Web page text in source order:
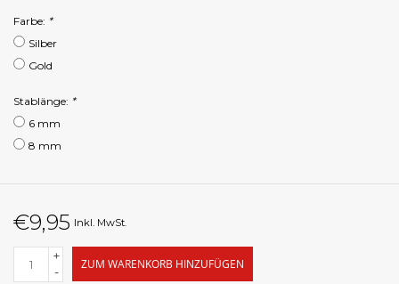
Farbe: *
Silber
Gold
Stablänge: *
6 mm
8 mm
€9,95 Inkl. MwSt.
+
-
ZUM WARENKORB HINZUFÜGEN